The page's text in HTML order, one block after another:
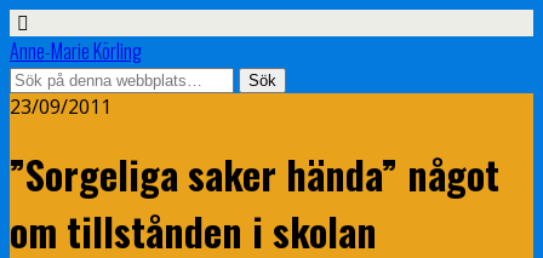
Anne-Marie Körling
23/09/2011
”Sorgeliga saker hända” något
om tillstånden i skolan